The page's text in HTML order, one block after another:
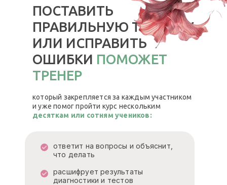
ПОСТАВИТЬ
ПРАВИЛЬНУЮ ТЕХНИКУ
ИЛИ ИСПРАВИТЬ
ОШИБКИ ПОМОЖЕТ
ТРЕНЕР
который закрепляется за каждым участником
и уже помог пройти курс нескольким
десяткам или сотням учеников:
ответит на вопросы и объяснит,
что делать
расшифрует результаты
диагностики и тестов